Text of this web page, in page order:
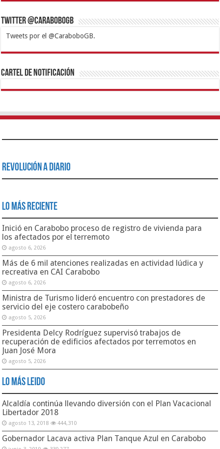
Twitter @CaraboboGB
Tweets por el @CaraboboGB.
1xbetBetturkeyBetistKralbetSupertotobetTipobetMatadorbetMariobet
https://mvbcasino.com/
Cartel de Notificación
Revolución a Diario
Lo Más Reciente
Inició en Carabobo proceso de registro de vivienda para
los afectados por el terremoto
agosto 6, 2026
Más de 6 mil atenciones realizadas en actividad lúdica y
recreativa en CAI Carabobo
agosto 6, 2026
Ministra de Turismo lideró encuentro con prestadores de
servicio del eje costero carabobeño
agosto 5, 2026
Presidenta Delcy Rodríguez supervisó trabajos de
recuperación de edificios afectados por terremotos en
Juan José Mora
agosto 5, 2026
Lo Más Leido
Alcaldía continúa llevando diversión con el Plan Vacacional
Libertador 2018
agosto 13, 2018 444,310
Gobernador Lacava activa Plan Tanque Azul en Carabobo